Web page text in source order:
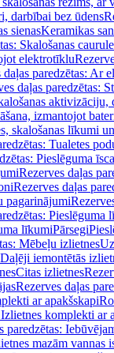
darbībai bez ūdens
sienasKeramikas
Skalošanas
elektrotīklu
daļas paredzētas: Ar
daļas paredzētas:
izmantojot
skalošanas līkumi
Tualetes
Pieslēguma
Rezerves daļas
Rezerves daļas
pagarinājumi
Pieslēguma
līkumiPārsegi
Mēbeļu izlietnes
Daļēji iemontētās
Citas izlietnes
Rezerves daļas
ar apakšskapi
komplekti ar
paredzētas:
mazām vannas